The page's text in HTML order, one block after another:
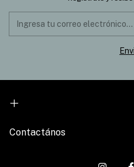
Contactános